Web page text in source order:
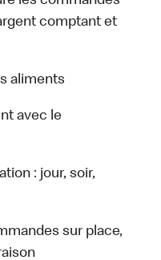
comptant et
aliments
avec le
: jour, soir,
sur place,